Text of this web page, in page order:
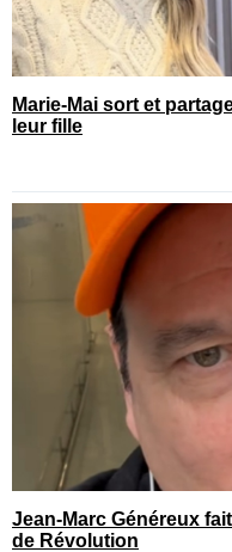
Marie-Mai sort et
leur fille
Jean-Marc Généreux
de Révolution